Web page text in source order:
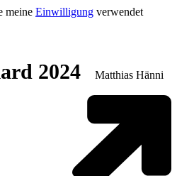
meine Einwilligung verwendet
2024 Matthias Hänni